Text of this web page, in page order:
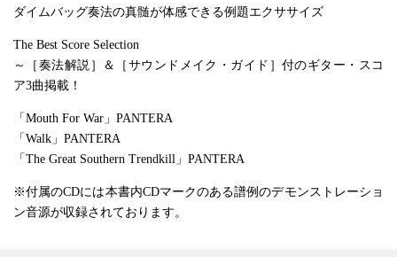
ダイムバッグ奏法の真髄が体感できる例題エクササイズ
The Best Score Selection
～［奏法解説］＆［サウンドメイク・ガイド］付のギター・スコ
ア3曲掲載！
「Mouth For War」PANTERA
「Walk」PANTERA
「The Great Southern Trendkill」PANTERA
※付属のCDには本書内CDマークのある譜例のデモンストレーショ
ン音源が収録されております。